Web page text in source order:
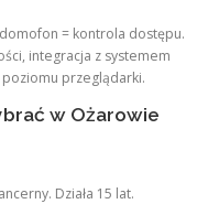
= kontrola dostępu.
integracja z systemem
przeglądarki.
w Ożarowie
Działa 15 lat.